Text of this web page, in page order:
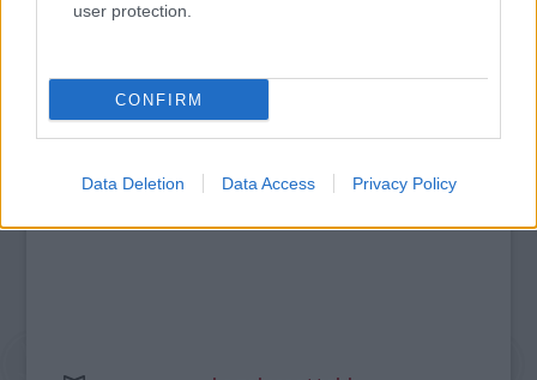
user protection.
CONFIRM
Data Deletion Data Access Privacy Policy
A bejegyzés trackback címe:
A hozzászólások avonatkozó jogszabályok
minősülnek, értük aszolgáltatás technikai
Felhasználási feltételekben adatvédelmi tájékoztatóban